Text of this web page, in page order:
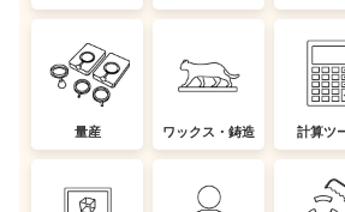
量産 ワックス・鋳造 計算ツ